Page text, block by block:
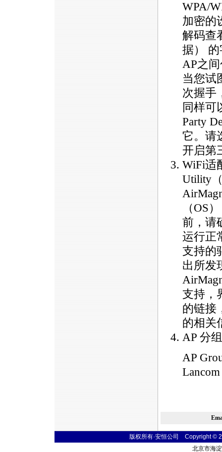
WPA/
加密的
解码查
据）
AP之
当您试
次握手
同样可
Party
它。请
开启第
WiFi适
Utility
（OS
前，请
运行正
支持的
出所发
支持，
的链接
的相关
AP 分
AP
版权所有·安恒公司 Copyright ©
北京市海